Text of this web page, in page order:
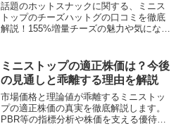
話題のホットスナックに関する、ミニス
トップのチーズハットグの口コミを徹底
解説！155%増量チーズの魅力や気になる
ットグの口コミを知りたい方は、ぜひ購
入前に読んで、最高においしい状態で味
わってくださいね。
ミニストップの適正株価は？今後
の見通しと乖離する理由を解説
市場価格と理論値が乖離するミニストッ
プの適正株価の真実を徹底解説します。
PBR等の指標分析や株価を支える優待の